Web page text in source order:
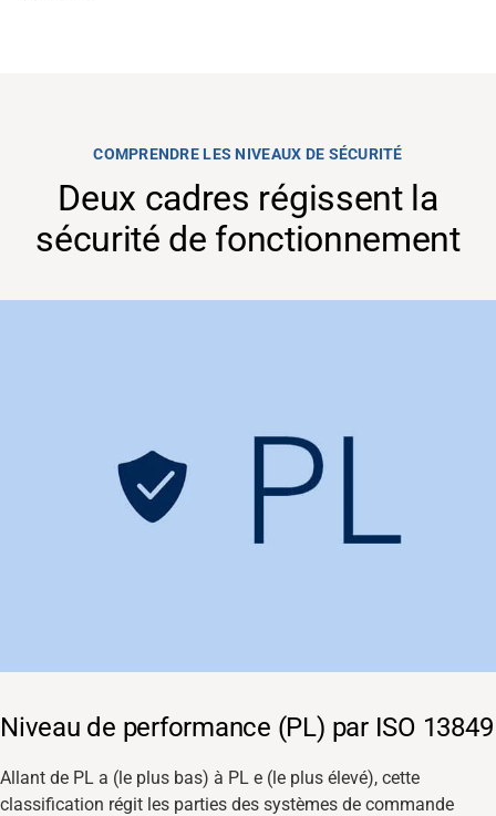
COMPRENDRE LES NIVEAUX DE SÉCURITÉ
Deux cadres régissent la
sécurité de fonctionnement
Niveau de performance (PL) par ISO 13849
Allant de PL a (le plus bas) à PL e (le plus élevé), cette
classification régit les parties des systèmes de commande